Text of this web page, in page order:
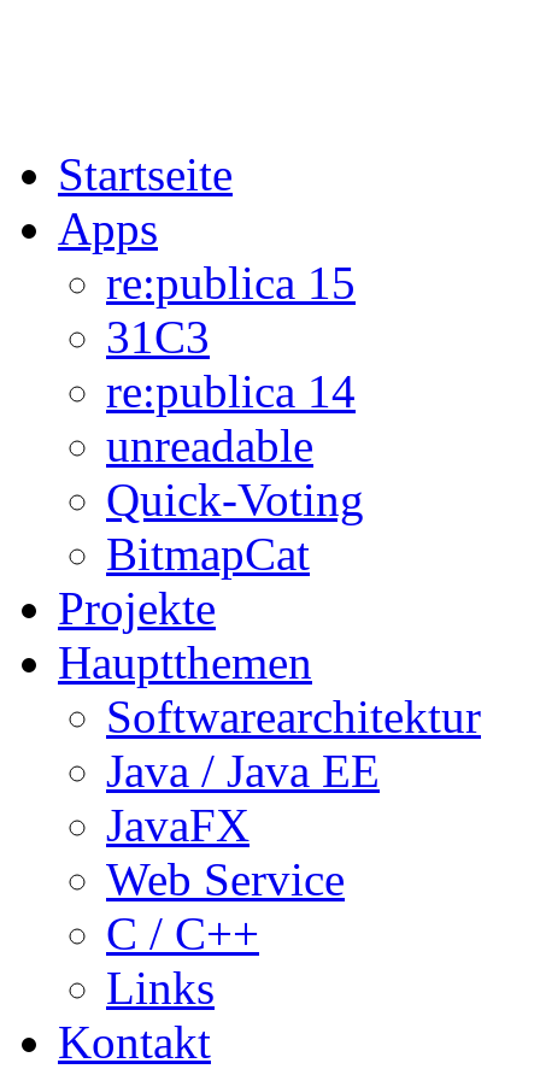
Startseite
Apps
re:publica 15
31C3
re:publica 14
unreadable
Quick-Voting
BitmapCat
Projekte
Hauptthemen
Softwarearchitektur
Java / Java EE
JavaFX
Web Service
C / C++
Links
Kontakt